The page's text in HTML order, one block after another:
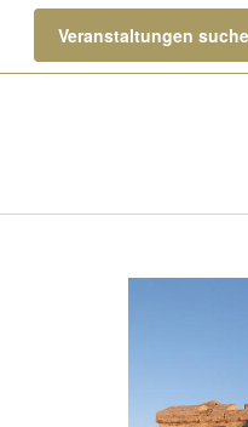
Veranstaltungen